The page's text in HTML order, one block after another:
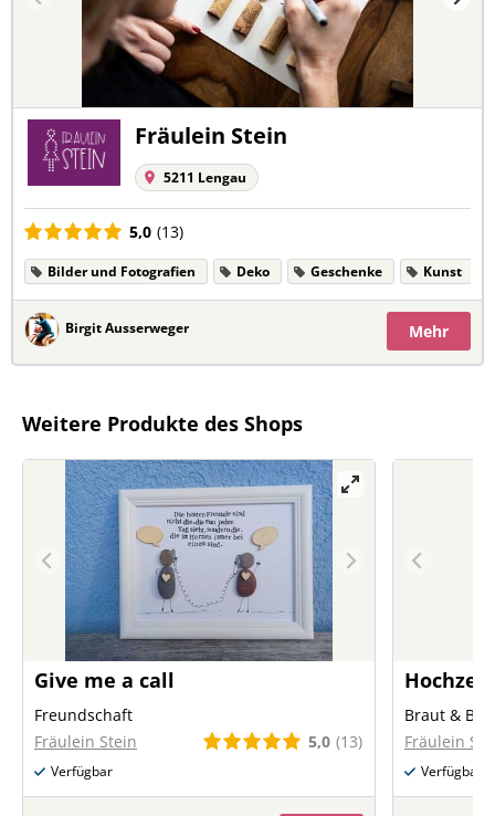
Fräulein Stein
5211 Lengau
5,0 (13)
Bilder und Fotografien Deko Geschenke Kunst
Birgit Ausserweger Mehr
Weitere Produkte des Shops
Give me a call
Freundschaft
Fräulein Stein
5,0 (13)
Verfügbar
Hochzeit
Braut &
Fräulein
Verfügbar